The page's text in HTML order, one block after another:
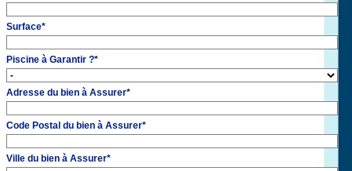
Surface*
Piscine à Garantir ?*
Adresse du bien à Assurer*
Code Postal du bien à Assurer*
Ville du bien à Assurer*